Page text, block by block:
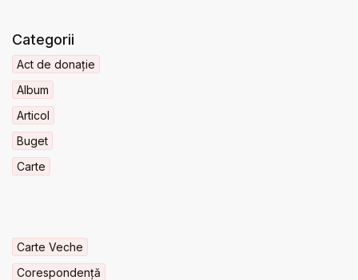
Categorii
Act de donație
Album
Articol
Buget
Carte
Carte Veche
Corespondență